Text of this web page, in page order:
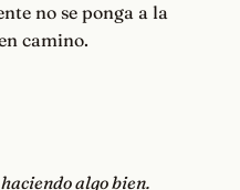
no se ponga a la
camino.
algo bien.